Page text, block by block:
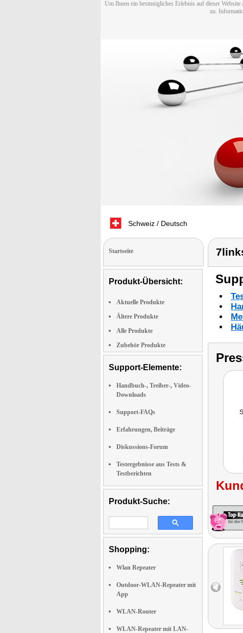
Um Ihnen ein bestmögliches Erlebnis auf dieser
zu.
Schweiz / Deutsch
Startseite
Produkt-Übersicht:
Aktuelle Produkte
Ältere Produkte
Alle Produkte
Zubehör Produkte
Support-Elemente:
Handbuch-, Treiber-, Video-
Downloads
Support-FAQs
Erfahrungen, Beiträge
Diskussions-Forum
Testergebnisse aus Tests &
Testberichten
Produkt-Suche:
Shopping:
Wlan Repeater
Outdoor-WLAN-Repeater mit
App
WLAN-Router
WLAN-Repeater mit LAN-